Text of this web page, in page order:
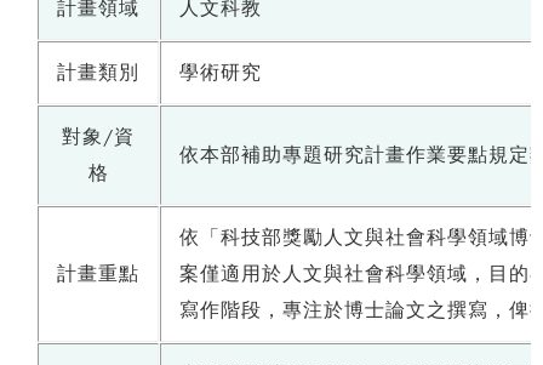
計畫領域 人文科教
計畫類別 學術研究
對象/資
格
依本部補助專題研究計畫作業要點規定
計畫重點
依「科技部獎勵人文與社會科學領域博
案僅適用於人文與社會科學領域，目的
寫作階段，專注於博士論文之撰寫，俾